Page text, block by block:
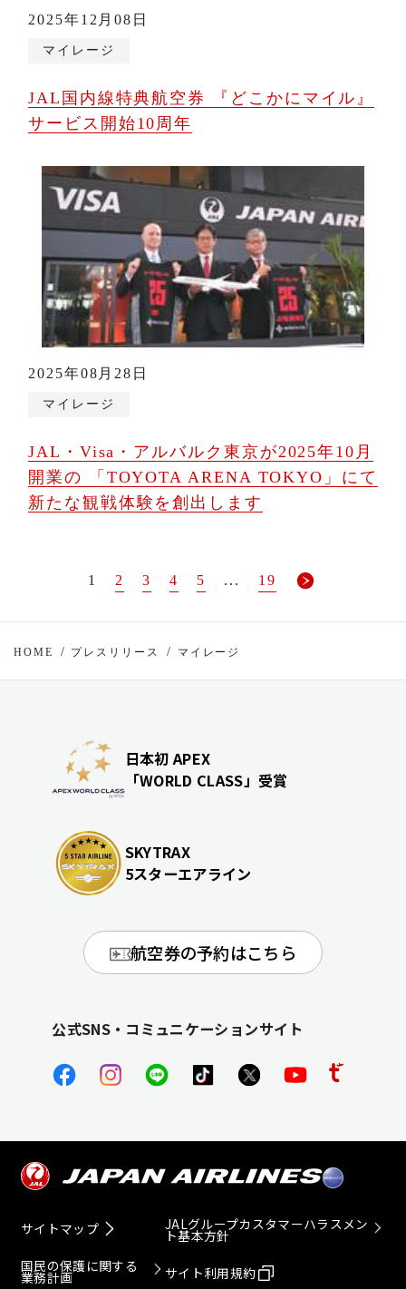
2025年12月08日
マイレージ
JAL国内線特典航空券 『どこかにマイル』
サービス開始10周年
2025年08月28日
マイレージ
JAL・Visa・アルバルク東京が2025年10月
開業の 「TOYOTA ARENA TOKYO」にて
新たな観戦体験を創出します
1 2 3 4 5 ... 19
HOME プレスリリース マイレージ
日本初 APEX
「WORLD CLASS」受賞
SKYTRAX
5スターエアライン
航空券の予約はこちら
公式SNS・コミュニケーションサイト
サイトマップ
国民の保護に関する
業務計画
JALグループカスタマーハラスメン
ト基本方針
サイト利用規約